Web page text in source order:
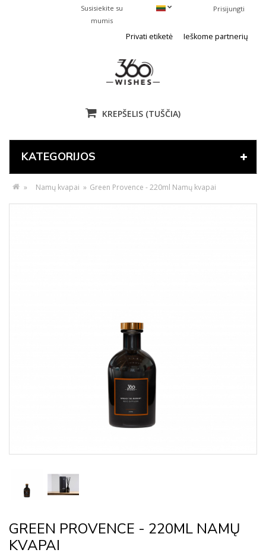
Prisijungti
Susisiekite su
mumis
Ieškome partnerių
Privati etiketė
KREPŠELIS (TUŠČIA)
KATEGORIJOS
» Namų kvapai » Green Provence - 220ml Namų kvapai
GREEN PROVENCE - 220ML NAMŲ
KVAPAI